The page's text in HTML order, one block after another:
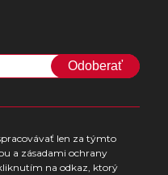
Odoberať
len za týmto
a zásadami ochrany
na odkaz, ktorý